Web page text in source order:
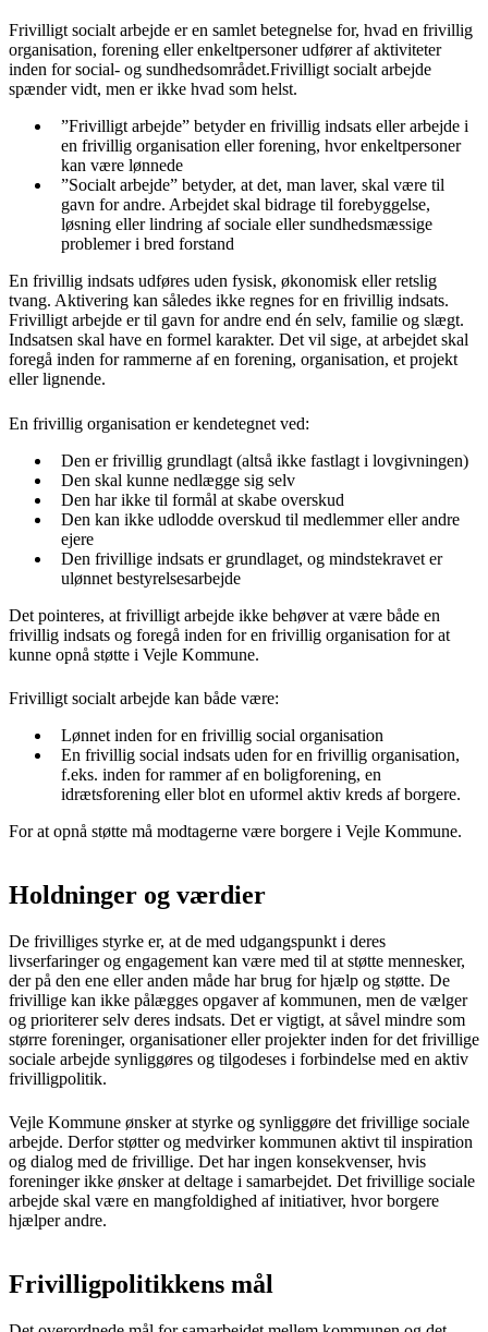
Frivilligt socialt arbejde er en samlet betegnelse for, hvad en frivillig
organisation, forening eller enkeltpersoner udfører af aktiviteter
inden for social- og sundhedsområdet.Frivilligt socialt arbejde
spænder vidt, men er ikke hvad som helst.
”Frivilligt arbejde” betyder en frivillig indsats eller arbejde i
en frivillig organisation eller forening, hvor enkeltpersoner
kan være lønnede
”Socialt arbejde” betyder, at det, man laver, skal være til
gavn for andre. Arbejdet skal bidrage til forebyggelse,
løsning eller lindring af sociale eller sundhedsmæssige
problemer i bred forstand
En frivillig indsats udføres uden fysisk, økonomisk eller retslig
tvang. Aktivering kan således ikke regnes for en frivillig indsats.
Frivilligt arbejde er til gavn for andre end én selv, familie og slægt.
Indsatsen skal have en formel karakter. Det vil sige, at arbejdet skal
foregå inden for rammerne af en forening, organisation, et projekt
eller lignende.
En frivillig organisation er kendetegnet ved:
Den er frivillig grundlagt (altså ikke fastlagt i lovgivningen)
Den skal kunne nedlægge sig selv
Den har ikke til formål at skabe overskud
Den kan ikke udlodde overskud til medlemmer eller andre
ejere
Den frivillige indsats er grundlaget, og mindstekravet er
ulønnet bestyrelsesarbejde
Det pointeres, at frivilligt arbejde ikke behøver at være både en
frivillig indsats og foregå inden for en frivillig organisation for at
kunne opnå støtte i Vejle Kommune.
Frivilligt socialt arbejde kan både være:
Lønnet inden for en frivillig social organisation
En frivillig social indsats uden for en frivillig organisation,
f.eks. inden for rammer af en boligforening, en
idrætsforening eller blot en uformel aktiv kreds af borgere.
For at opnå støtte må modtagerne være borgere i Vejle Kommune.
Holdninger og værdier
De frivilliges styrke er, at de med udgangspunkt i deres
livserfaringer og engagement kan være med til at støtte mennesker,
der på den ene eller anden måde har brug for hjælp og støtte. De
frivillige kan ikke pålægges opgaver af kommunen, men de vælger
og prioriterer selv deres indsats. Det er vigtigt, at såvel mindre som
større foreninger, organisationer eller projekter inden for det frivillige
sociale arbejde synliggøres og tilgodeses i forbindelse med en aktiv
frivilligpolitik.
Vejle Kommune ønsker at styrke og synliggøre det frivillige sociale
arbejde. Derfor støtter og medvirker kommunen aktivt til inspiration
og dialog med de frivillige. Det har ingen konsekvenser, hvis
foreninger ikke ønsker at deltage i samarbejdet. Det frivillige sociale
arbejde skal være en mangfoldighed af initiativer, hvor borgere
hjælper andre.
Frivilligpolitikkens mål